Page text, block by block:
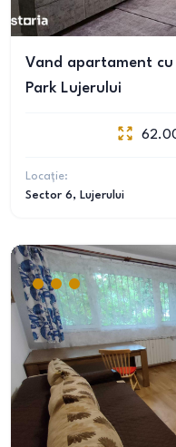
Vand apartament
Park Lujerului
Locație:
Sector 6, Lujerului